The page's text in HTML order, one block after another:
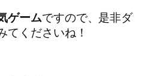
ゲームですので、是非ダ
てくださいね！